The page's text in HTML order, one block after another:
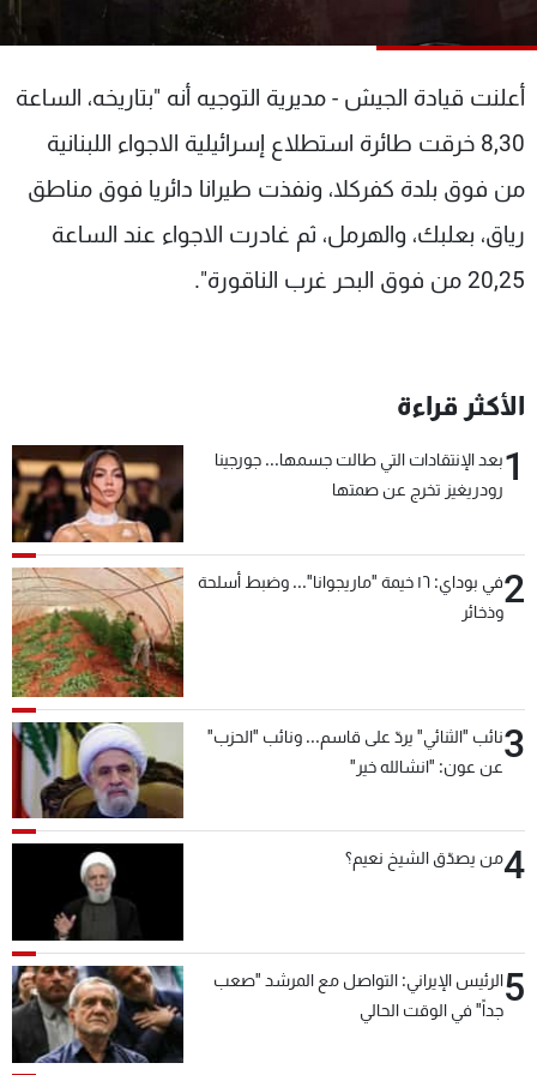
أعلنت قيادة الجيش - مديرية التوجيه أنه "بتاريخه، الساعة
8,30 خرقت طائرة استطلاع إسرائيلية الاجواء اللبنانية
من فوق بلدة كفركلا، ونفذت طيرانا دائريا فوق مناطق
رياق، بعلبك، والهرمل، ثم غادرت الاجواء عند الساعة
20,25 من فوق البحر غرب الناقورة".
الأكثر قراءة
1بعد الإنتقادات التي طالت جسمها... جورجينا
رودريغيز تخرج عن صمتها
2
في بوداي: ١٦ خيمة "ماريجوانا"... وضبط أسلحة
وذخائر
3نائب "الثنائي" يردّ على قاسم... ونائب "الحزب"
عن عون: "انشالله خير"
4من يصدّق الشيخ نعيم؟
5الرئيس الإيراني: التواصل مع المرشد "صعب
جداً" في الوقت الحالي
عن MTV
لاعلاناتكم
وظائف
تواصل معنا
شروط الإسـتخدام